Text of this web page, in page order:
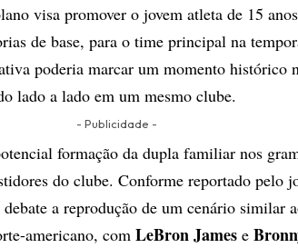
visa promover o jovem atleta de 15
de base, para o time principal na
poderia marcar um momento histórico
lado a lado em um mesmo clube.
- Publicidade -
formação da dupla familiar nos
do clube. Conforme reportado pelo
a reprodução de um cenário similar
americano, com LeBron James e